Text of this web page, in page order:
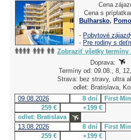
Cena
Cena s
Bulharsko,
- Pobytové
- Pre rodiny s
Zobraziť všetky termíny
Doprava:
Termíny od: 09.08., 8,
Strava: bez stravy, ultra
odlet: Bratislava,
09.08.2026
8 dní
First
259 €
+199 €
odlet: Bratislava
13.08.2026
8 dní
First
259 €
+199 €